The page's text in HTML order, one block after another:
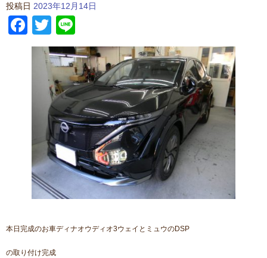
投稿日 2023年12月14日
Facebook
Twitter
本日完成のお車ディナオウディオ3ウェイとミュウのDSP
の取り付け完成